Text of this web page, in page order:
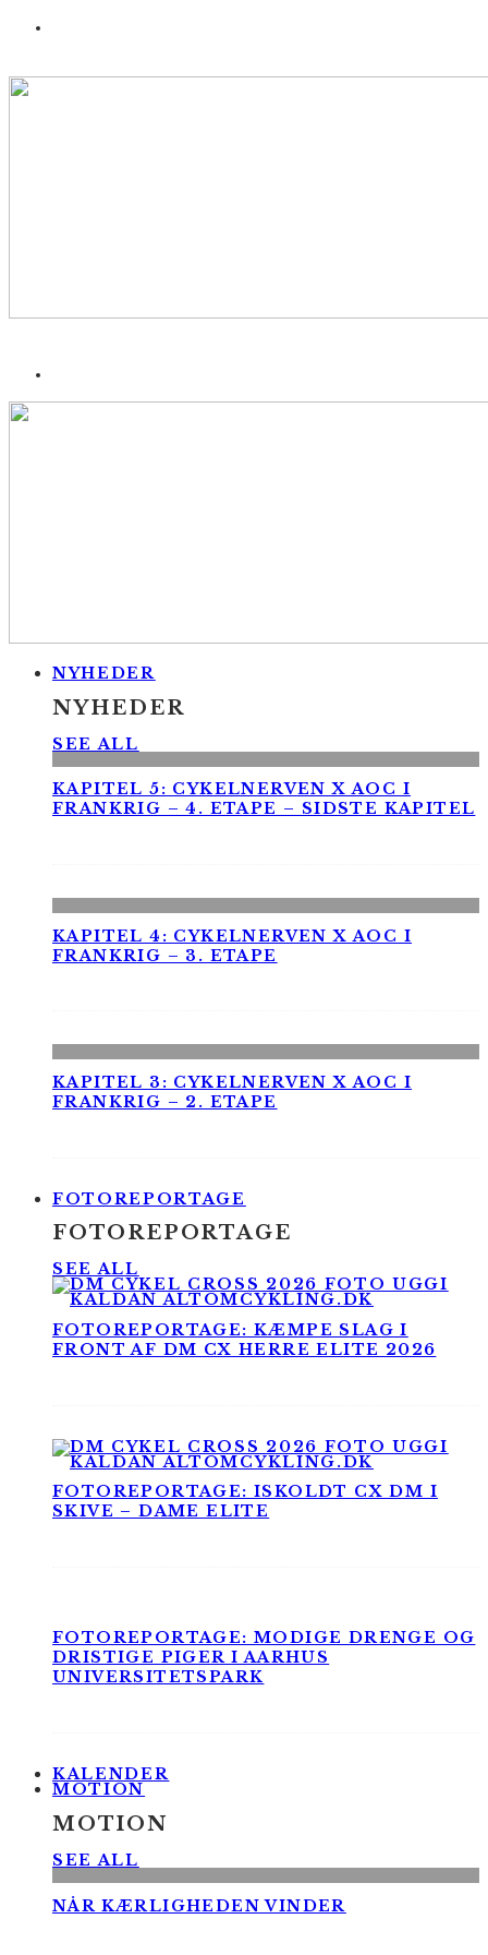
NYHEDER
NYHEDER
SEE ALL
KAPITEL 5: CYKELNERVEN X AOC I
FRANKRIG – 4. ETAPE – SIDSTE KAPITEL
KAPITEL 4: CYKELNERVEN X AOC I
FRANKRIG – 3. ETAPE
KAPITEL 3: CYKELNERVEN X AOC I
FRANKRIG – 2. ETAPE
FOTOREPORTAGE
FOTOREPORTAGE
SEE ALL
FOTOREPORTAGE: KÆMPE SLAG I
FRONT AF DM CX HERRE ELITE 2026
FOTOREPORTAGE: ISKOLDT CX DM I
SKIVE – DAME ELITE
FOTOREPORTAGE: MODIGE DRENGE OG
DRISTIGE PIGER I AARHUS
UNIVERSITETSPARK
KALENDER
MOTION
MOTION
SEE ALL
NÅR KÆRLIGHEDEN VINDER